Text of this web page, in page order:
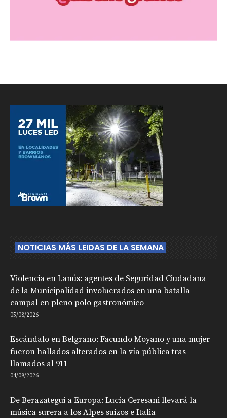
NOTICIAS MÁS LEIDAS DE LA SEMANA
Violencia en Lanús: agentes de Seguridad Ciudadana
de la Municipalidad involucrados en una batalla
campal en pleno polo gastronómico
05/08/2026
Escándalo en Belgrano: Facundo Moyano y una mujer
fueron hallados alterados en la vía pública tras
llamados al 911
04/08/2026
De Berazategui a Europa: Lucía Ceresani llevará la
música surera a los Alpes suizos e Italia